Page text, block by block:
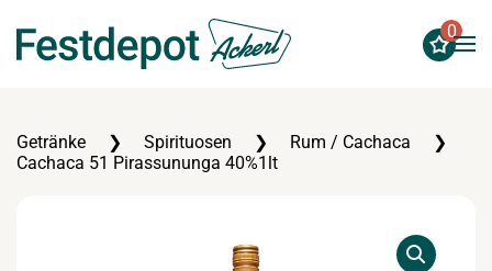
Zum Hauptinhalt springen
0
Getränke Spirituosen
Rum / Cachaca
Cachaca 51 Pirassununga 40%1lt